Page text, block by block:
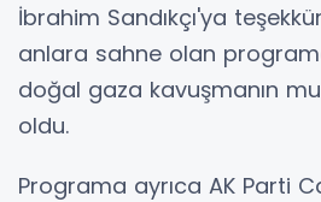
İbrahim Sandıkçı'ya
anlara sahne olan
doğal gaza kavuşmanın
oldu.
Programa ayrıca AK Parti